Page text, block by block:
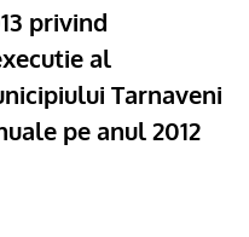
privind
al
Tarnaveni
pe anul 2012